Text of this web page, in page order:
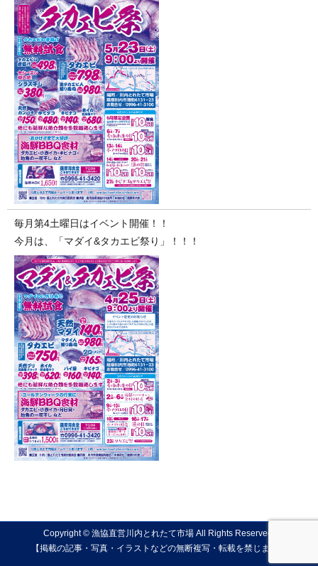
毎月第4土曜日はイベント開催！！
今月は、「マダイ&タカエビ祭り」！！！
Copyright © 漁協直営川内とれたて市場 All Rights Reserved.
【掲載の記事・写真・イラストなどの無断複写・転載を禁じます】